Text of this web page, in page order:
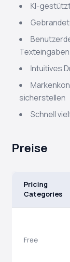
KI-
Intuitives
sicherstellen
Schnell
Preise
Pricing
Categories
Free